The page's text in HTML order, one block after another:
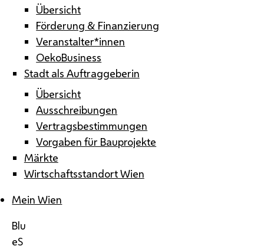
Übersicht
Förderung & Finanzierung
Veranstalter*innen
OekoBusiness
Stadt als Auftraggeberin
Übersicht
Ausschreibungen
Vertragsbestimmungen
Vorgaben für Bauprojekte
Märkte
Wirtschaftsstandort Wien
Mein Wien
Blu
eS